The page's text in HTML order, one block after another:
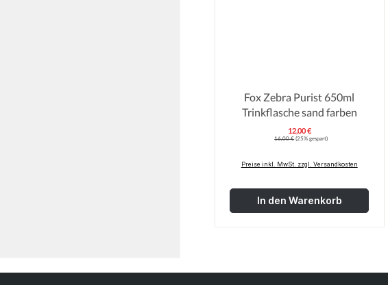
Fox Zebra Purist 650ml
Trinkflasche sand farben
Verkaufspreis:
12,00 €
Regulärer Preis:
16,00 € (25% gespart)
Preise inkl. MwSt. zzgl. Versandkosten
In den Warenkorb